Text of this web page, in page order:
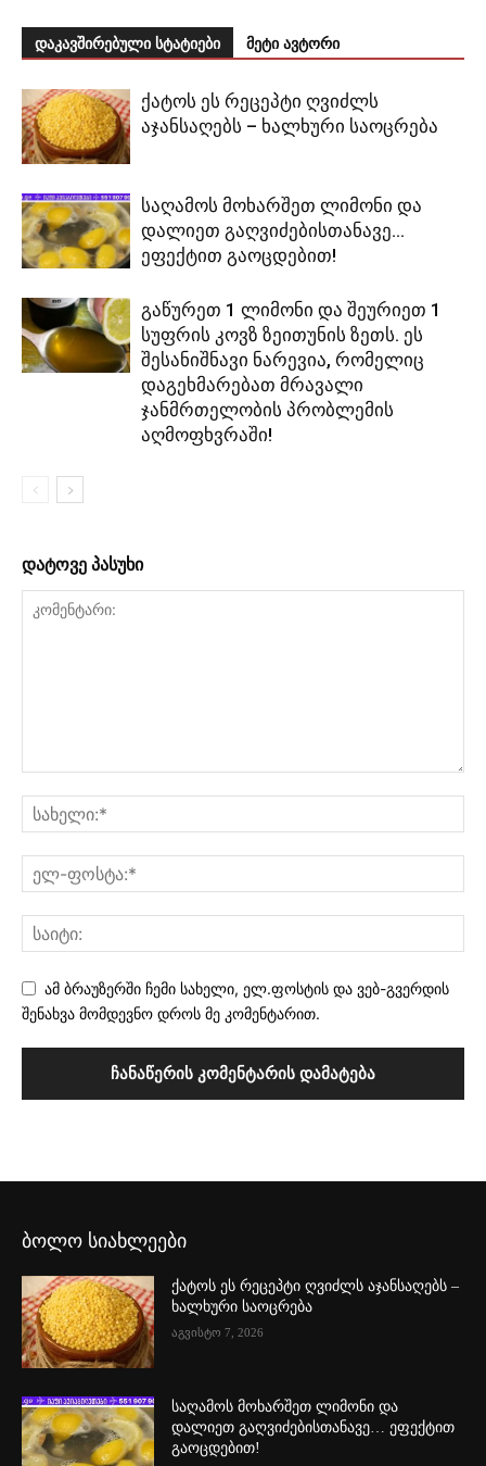
დაკავშირებული სტატიები მეტი ავტორი
ქატოს ეს რეცეპტი ღვიძლს
აჯანსაღებს – ხალხური საოცრება
საღამოს მოხარშეთ ლიმონი და
დალიეთ გაღვიძებისთანავე…
ეფექტით გაოცდებით!
გაწურეთ 1 ლიმონი და შეურიეთ 1
სუფრის კოვზ ზეითუნის ზეთს. ეს
შესანიშნავი ნარევია, რომელიც
დაგეხმარებათ მრავალი
ჯანმრთელობის პრობლემის
აღმოფხვრაში!
დატოვე პასუხი
ამ ბრაუზერში ჩემი სახელი, ელ.ფოსტის და ვებ-გვერდის
შენახვა მომდევნო დროს მე კომენტარით.
ბოლო სიახლეები
ქატოს ეს რეცეპტი ღვიძლს აჯანსაღებს –
ხალხური საოცრება
აგვისტო 7, 2026
საღამოს მოხარშეთ ლიმონი და
დალიეთ გაღვიძებისთანავე… ეფექტით
გაოცდებით!